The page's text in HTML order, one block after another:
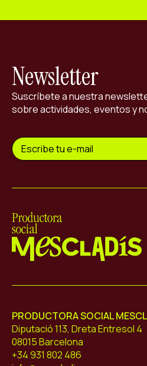
Newsletter
Suscríbete a nuestra
sobre actividades, eventos y
PRODUCTORA SOCIAL
Diputació 113, Dreta Entresol 4
08015 Barcelona
+34 931 802 486